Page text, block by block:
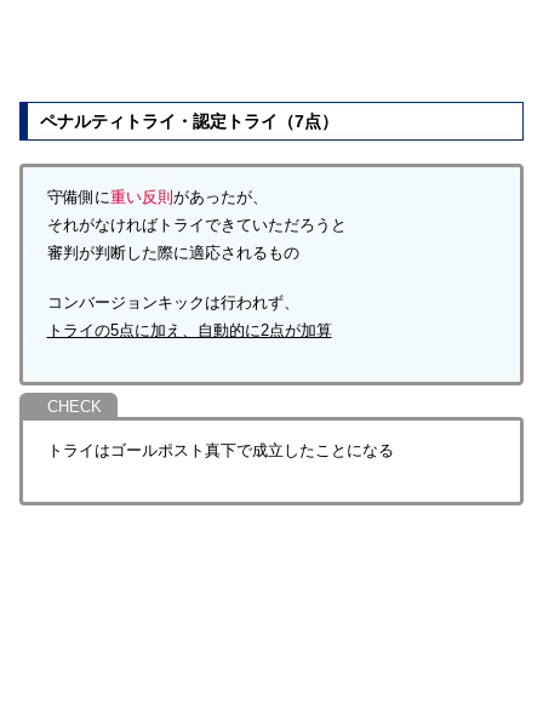
ペナルティトライ・認定トライ（7点）
守備側に重い反則があったが、
それがなければトライできていただろうと
審判が判断した際に適応されるもの
コンバージョンキックは行われず、
トライの5点に加え、自動的に2点が加算
トライはゴールポスト真下で成立したことになる